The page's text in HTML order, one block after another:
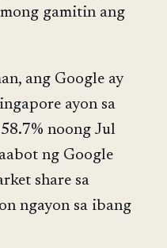
gamitin ang
ang Google ay
ayon sa
noong Jul
ng Google
share sa
ngayon sa ibang